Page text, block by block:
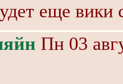
еще вики
Пн 03